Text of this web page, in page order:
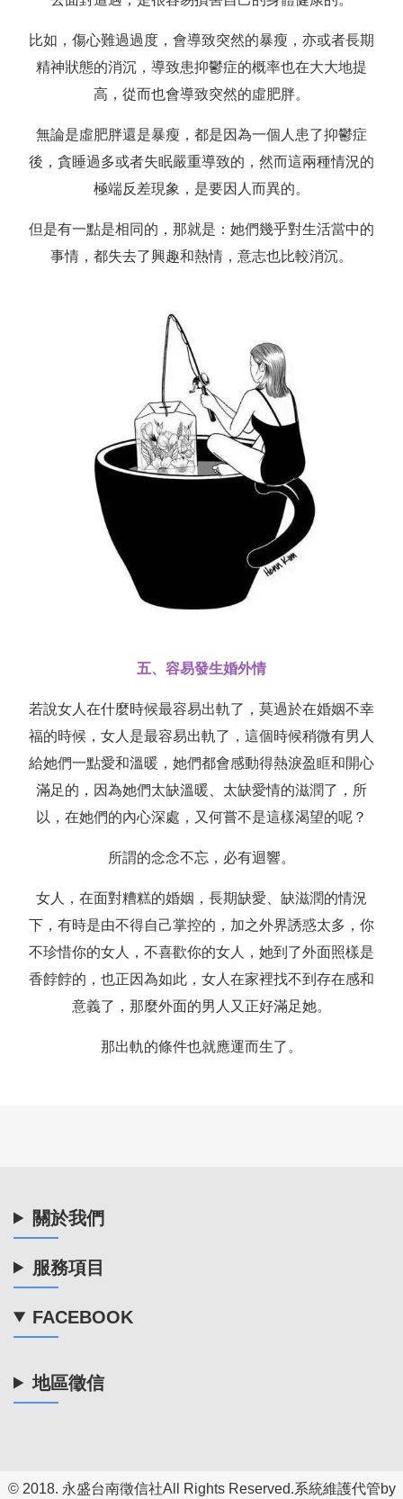
比如，傷心難過過度，會導致突然的暴瘦，亦或者長期
精神狀態的消沉，導致患抑鬱症的概率也在大大地提
高，從而也會導致突然的虛肥胖。
無論是虛肥胖還是暴瘦，都是因為一個人患了抑鬱症
後，貪睡過多或者失眠嚴重導致的，然而這兩種情況的
極端反差現象，是要因人而異的。
但是有一點是相同的，那就是：她們幾乎對生活當中的
事情，都失去了興趣和熱情，意志也比較消沉。
五、容易發生婚外情
若說女人在什麼時候最容易出軌了，莫過於在婚姻不幸
福的時候，女人是最容易出軌了，這個時候稍微有男人
給她們一點愛和溫暖，她們都會感動得熱淚盈眶和開心
滿足的，因為她們太缺溫暖、太缺愛情的滋潤了，所
以，在她們的內心深處，又何嘗不是這樣渴望的呢？
所謂的念念不忘，必有迴響。
女人，在面對糟糕的婚姻，長期缺愛、缺滋潤的情況
下，有時是由不得自己掌控的，加之外界誘惑太多，你
不珍惜你的女人，不喜歡你的女人，她到了外面照樣是
香餑餑的，也正因為如此，女人在家裡找不到存在感和
意義了，那麼外面的男人又正好滿足她。
那出軌的條件也就應運而生了。
關於我們
服務項目
FACEBOOK
地區徵信
© 2018. 永盛台南徵信社All Rights Reserved.系統維護代管by